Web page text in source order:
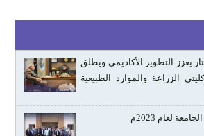
يعزز التطوير الأكاديمي ويطلق
الزراعة والموارد الطبيعية
لعام 2023م